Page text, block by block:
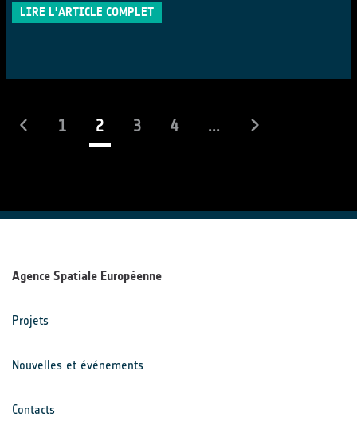
LIRE L'ARTICLE COMPLET
1 2(actuel)
3 4 ...
Agence Spatiale Européenne
Projets
Nouvelles et événements
Contacts